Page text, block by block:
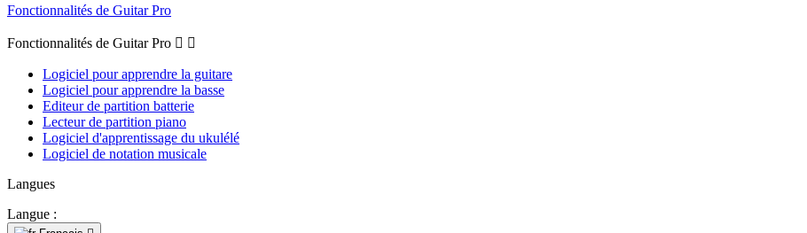
Fonctionnalités de Guitar Pro
Fonctionnalités de Guitar Pro  
Logiciel pour apprendre la guitare
Logiciel pour apprendre la basse
Editeur de partition batterie
Lecteur de partition piano
Logiciel d'apprentissage du ukulélé
Logiciel de notation musicale
Langues
Langue :